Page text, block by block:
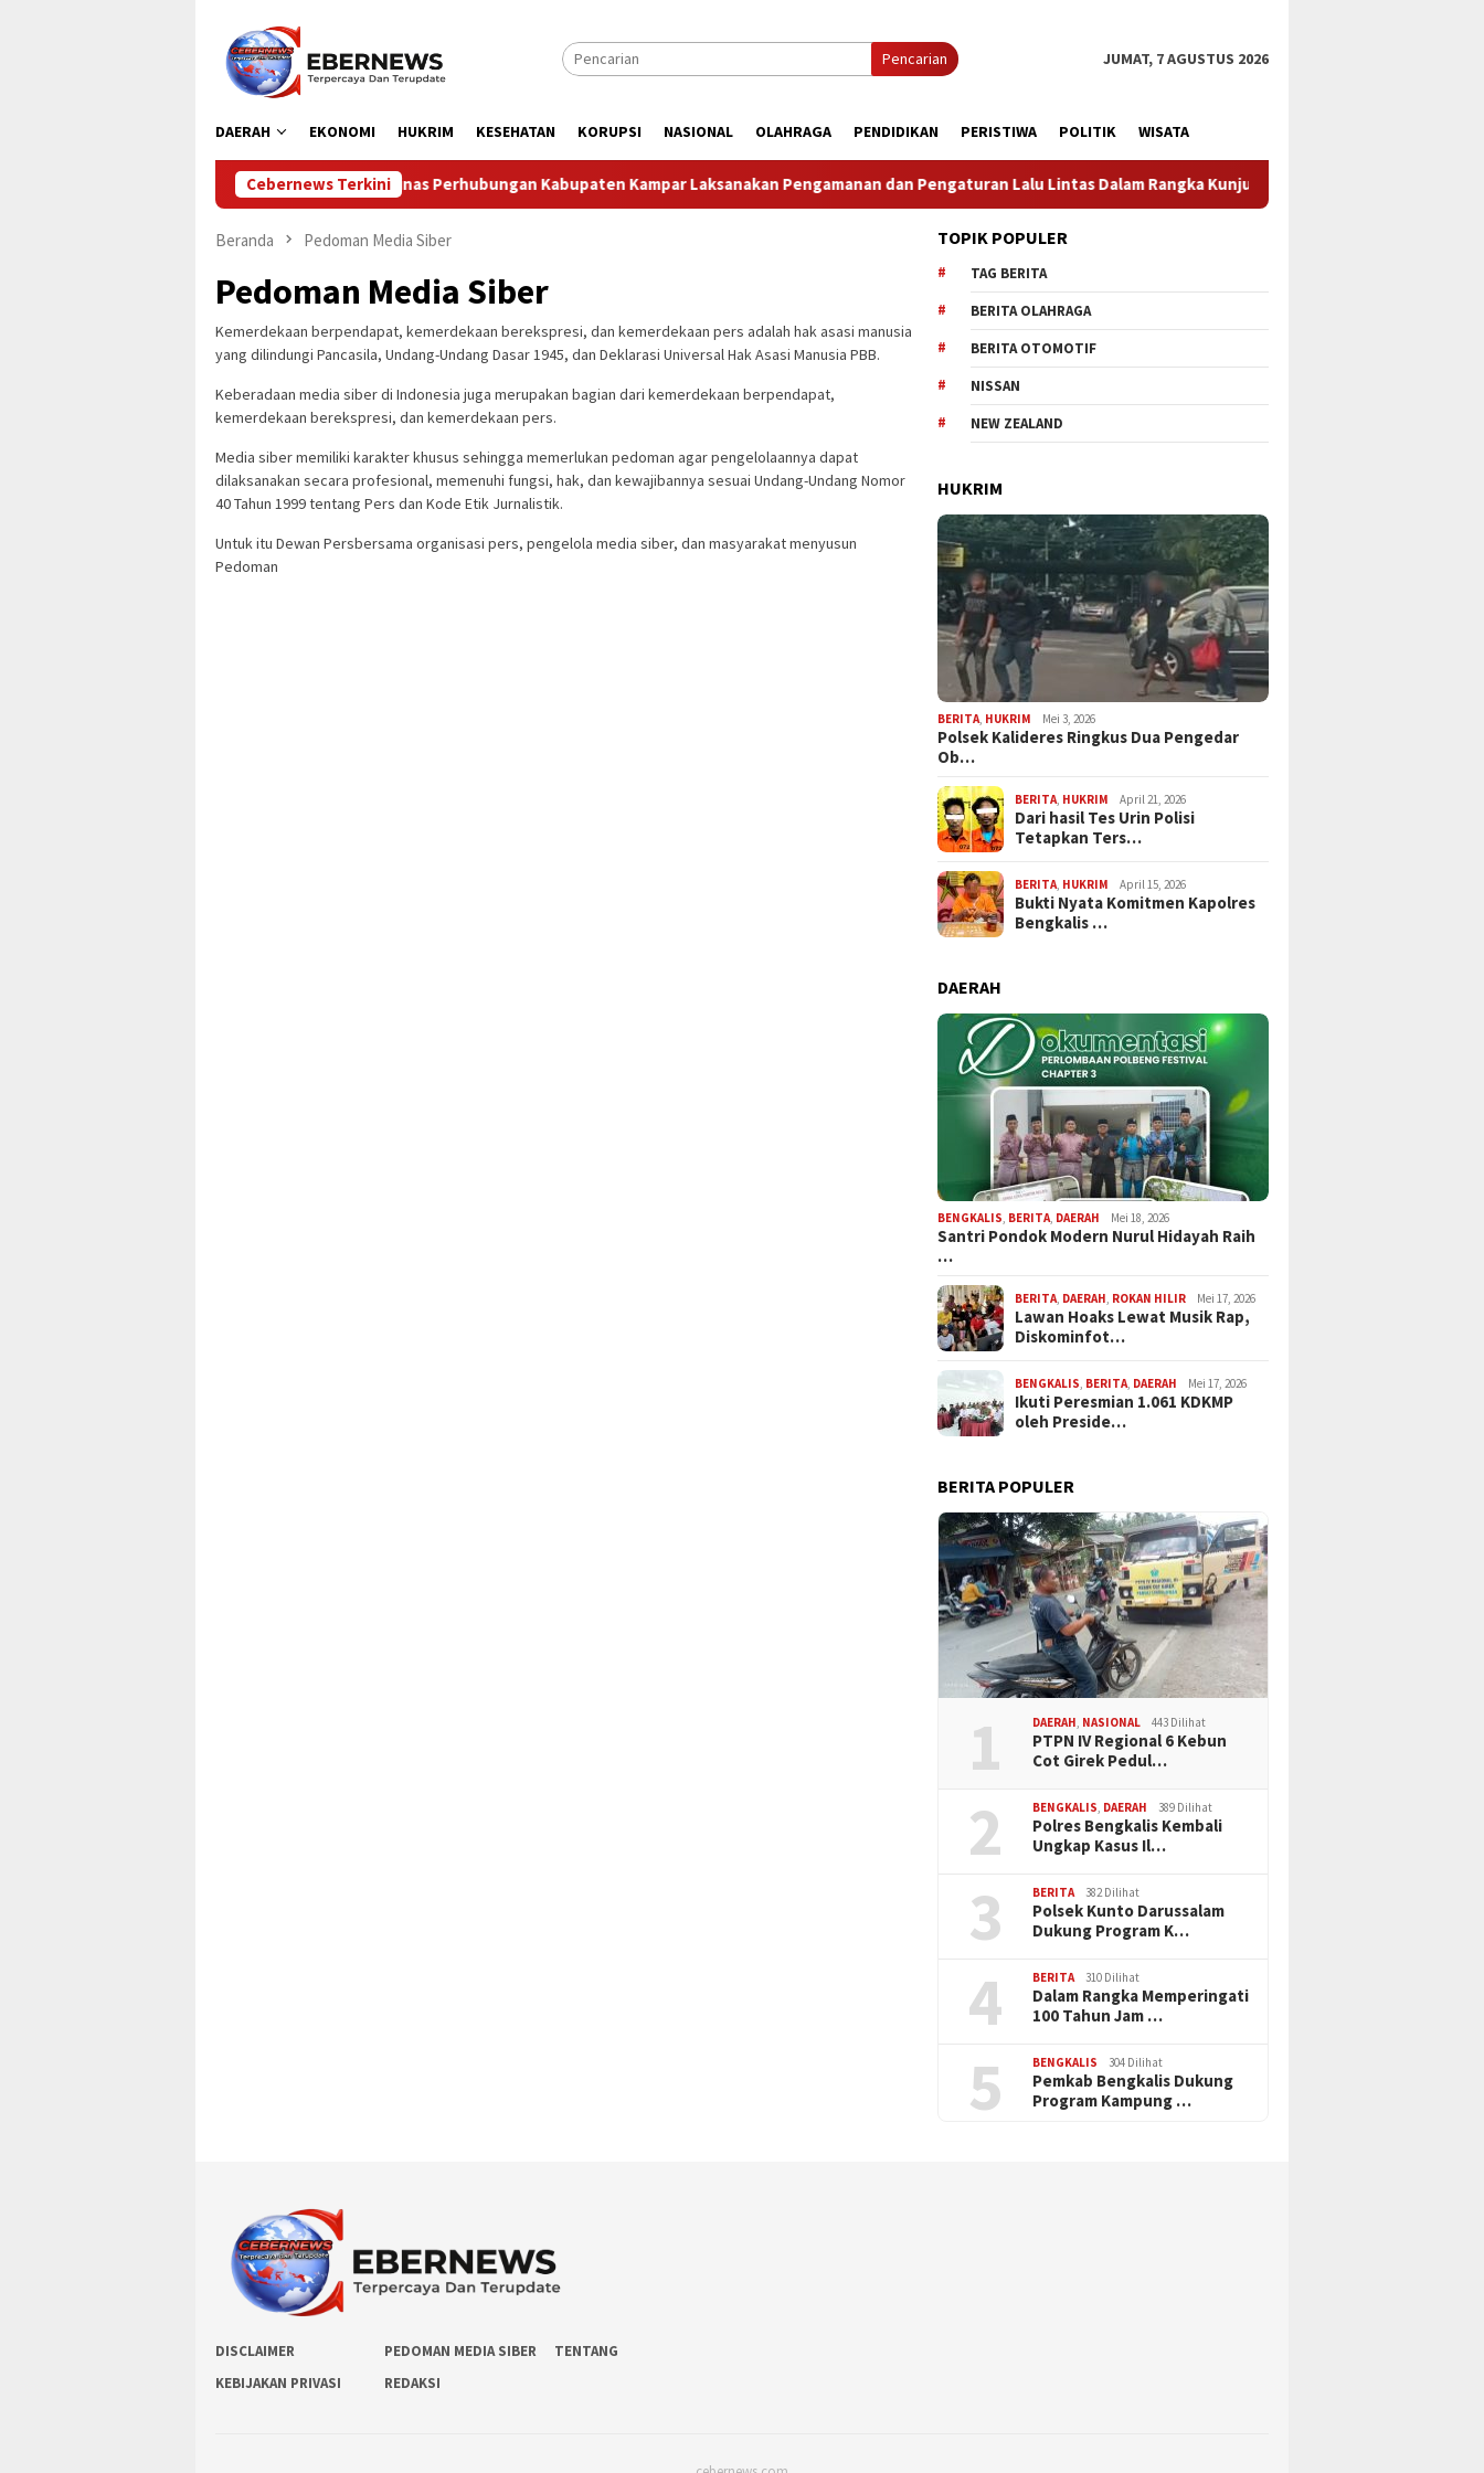
konten
Pencarian JUMAT, 7 AGUSTUS 2026
DAERAH EKONOMI HUKRIM KESEHATAN KORUPSI NASIONAL OLAHRAGA PENDIDIKAN PERISTIWA POLITIK WISATA
Cebernews Terkini
Dinas Perhubungan Kabupaten Kampar Laksanakan Pengamanan dan Pengaturan Lalu Lintas Dalam Rangka Kunjungan Menteri Pertahanan RI
Beranda Pedoman Media Siber
Pedoman Media Siber
Kemerdekaan berpendapat, kemerdekaan berekspresi, dan kemerdekaan pers adalah hak asasi manusia
yang dilindungi Pancasila, Undang-Undang Dasar 1945, dan Deklarasi Universal Hak Asasi Manusia PBB.
Keberadaan media siber di Indonesia juga merupakan bagian dari kemerdekaan berpendapat,
kemerdekaan berekspresi, dan kemerdekaan pers.
Media siber memiliki karakter khusus sehingga memerlukan pedoman agar pengelolaannya dapat
dilaksanakan secara profesional, memenuhi fungsi, hak, dan kewajibannya sesuai Undang-Undang Nomor
40 Tahun 1999 tentang Pers dan Kode Etik Jurnalistik.
Untuk itu Dewan Persbersama organisasi pers, pengelola media siber, dan masyarakat menyusun
Pedoman
TOPIK POPULER
TAG BERITA
BERITA OLAHRAGA
BERITA OTOMOTIF
NISSAN
NEW ZEALAND
HUKRIM
BERITA HUKRIM Mei 3, 2026
Polsek Kalideres Ringkus Dua Pengedar
Ob…
BERITA HUKRIM April 21, 2026
Dari hasil Tes Urin Polisi
Tetapkan Ters…
BERITA HUKRIM April 15, 2026
Bukti Nyata Komitmen Kapolres
Bengkalis …
DAERAH
BENGKALIS BERITA DAERAH Mei 18, 2026
Santri Pondok Modern Nurul Hidayah Raih
…
BERITA DAERAH ROKAN HILIR Mei 17, 2026
Lawan Hoaks Lewat Musik Rap,
Diskominfot…
BENGKALIS BERITA DAERAH Mei 17, 2026
Ikuti Peresmian 1.061 KDKMP
oleh Preside…
BERITA POPULER
1 DAERAH, NASIONAL 443 Dilihat
PTPN IV Regional 6 Kebun
Cot Girek Pedul…
2 BENGKALIS, DAERAH 389 Dilihat
Polres Bengkalis Kembali
Ungkap Kasus Il…
3 BERITA 382 Dilihat
Polsek Kunto Darussalam
Dukung Program K…
4 BERITA 310 Dilihat
Dalam Rangka Memperingati
100 Tahun Jam …
5 BENGKALIS 304 Dilihat
Pemkab Bengkalis Dukung
Program Kampung …
DISCLAIMER PEDOMAN MEDIA SIBER
TENTANG
KEBIJAKAN PRIVASI
REDAKSI